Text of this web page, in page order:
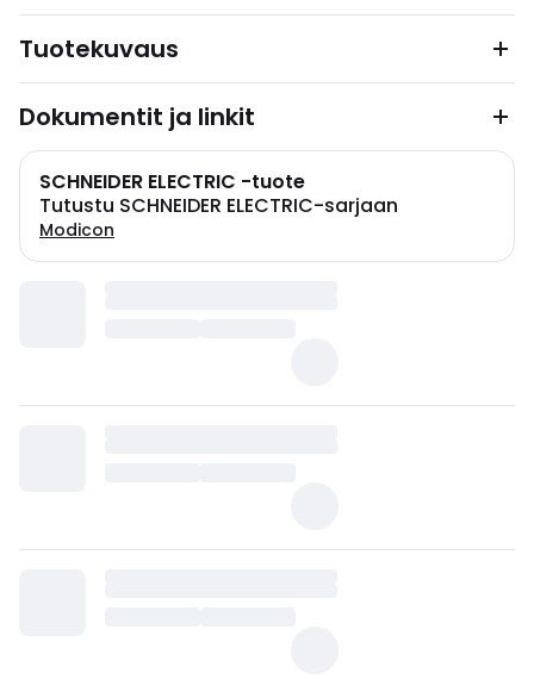
Tuotekuvaus
Dokumentit ja linkit
SCHNEIDER ELECTRIC -tuote
Tutustu SCHNEIDER ELECTRIC-sarjaan
Modicon